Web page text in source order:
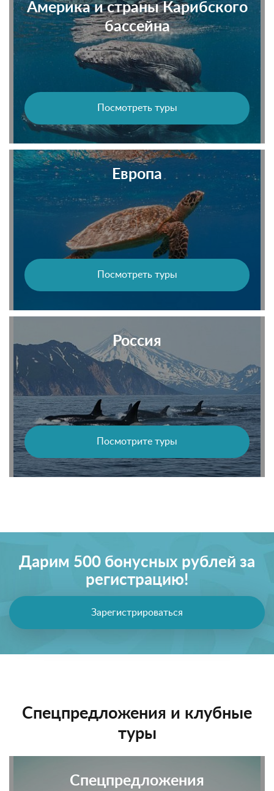
Америка и страны Карибского
бассейна
Посмотреть туры
Европа
Посмотреть туры
Россия
Посмотрите туры
Дарим 500 бонусных рублей за
регистрацию!
Зарегистрироваться
Спецпредложения и клубные
туры
Спецпредложения